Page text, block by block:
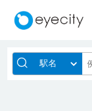
駅名